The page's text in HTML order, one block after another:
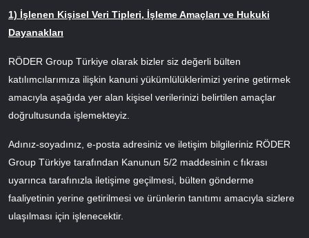
1) İşlenen Kişisel Veri Tipleri, İşleme Amaçları ve Hukuki
Dayanakları
RÖDER Group Türkiye olarak bizler siz değerli bülten
katılımcılarımıza ilişkin kanuni yükümlülüklerimizi yerine getirmek
amacıyla aşağıda yer alan kişisel verilerinizi belirtilen amaçlar
doğrultusunda işlemekteyiz.
Adınız-soyadınız, e-posta adresiniz ve iletişim bilgileriniz RÖDER
Group Türkiye tarafından Kanunun 5/2 maddesinin c fıkrası
uyarınca tarafınızla iletişime geçilmesi, bülten gönderme
faaliyetinin yerine getirilmesi ve ürünlerin tanıtımı amacıyla sizlere
ulaşılması için işlenecektir.